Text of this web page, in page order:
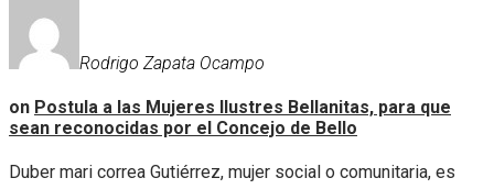
Rodrigo Zapata Ocampo
on Postula a las Mujeres Ilustres Bellanitas, para que
sean reconocidas por el Concejo de Bello
Duber mari correa Gutiérrez, mujer social o comunitaria, es